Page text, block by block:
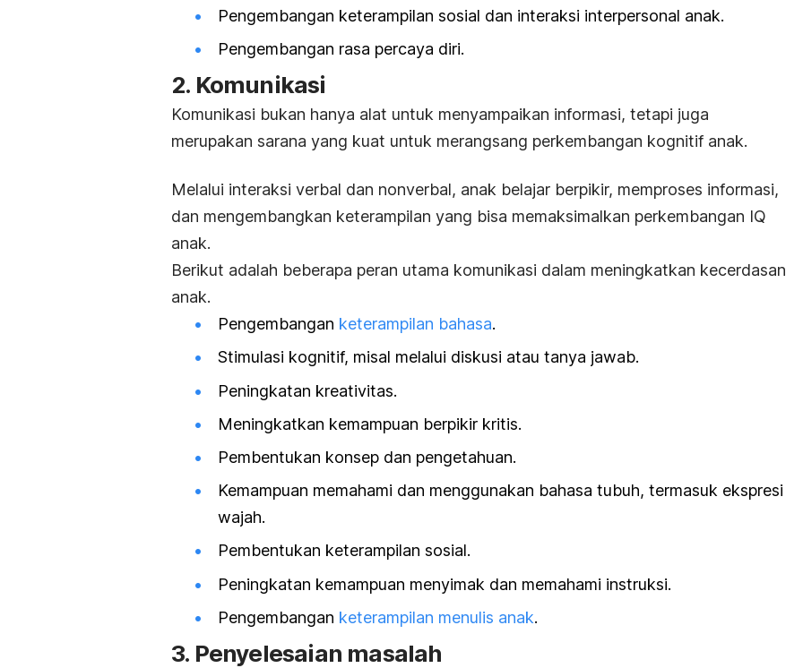
Pengembangan keterampilan sosial dan interaksi interpersonal anak.
Pengembangan rasa percaya diri.
2. Komunikasi
Komunikasi bukan hanya alat untuk menyampaikan informasi, tetapi juga
merupakan sarana yang kuat untuk merangsang perkembangan kognitif anak.
Melalui interaksi verbal dan nonverbal, anak belajar berpikir, memproses informasi,
dan mengembangkan keterampilan yang bisa memaksimalkan perkembangan IQ
anak.
Berikut adalah beberapa peran utama komunikasi dalam meningkatkan kecerdasan
anak.
Pengembangan keterampilan bahasa.
Stimulasi kognitif, misal melalui diskusi atau tanya jawab.
Peningkatan kreativitas.
Meningkatkan kemampuan berpikir kritis.
Pembentukan konsep dan pengetahuan.
Kemampuan memahami dan menggunakan bahasa tubuh, termasuk ekspresi
wajah.
Pembentukan keterampilan sosial.
Peningkatan kemampuan menyimak dan memahami instruksi.
Pengembangan keterampilan menulis anak.
3. Penyelesaian masalah